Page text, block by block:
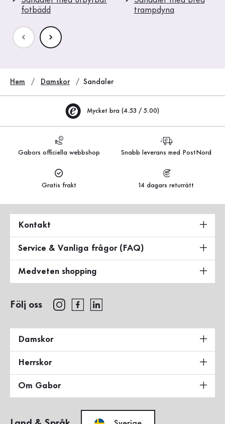
fotbädd
trampdyna
Hem Damskor Sandaler
Mycket bra (4.53 / 5.00)
Gabors officiella webbshop Snabb leverans med PostNord
Gratis frakt 14 dagars returrätt
Kontakt
Service & Vanliga frågor (FAQ)
Medveten shopping
Följ oss
Damskor
Herrskor
Om Gabor